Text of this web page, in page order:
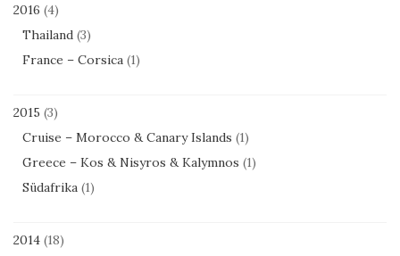
2016 (4)
Thailand (3)
France – Corsica (1)
2015 (3)
Cruise – Morocco & Canary Islands (1)
Greece – Kos & Nisyros & Kalymnos (1)
Südafrika (1)
2014 (18)